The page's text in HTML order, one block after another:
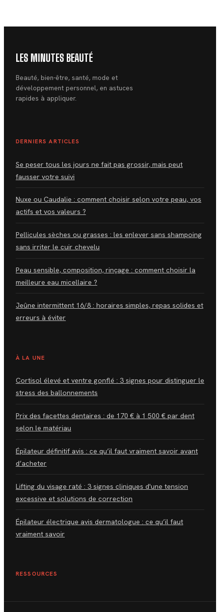
LES MINUTES BEAUTÉ
Beauté, bien-être, santé, mode et
développement personnel, en astuces
rapides à appliquer.
DERNIERS ARTICLES
Se peser tous les jours ne fait pas grossir, mais peut
fausser votre suivi
Nuxe ou Caudalie : comment choisir selon votre peau, vos
actifs et vos valeurs ?
Pellicules sèches ou grasses : les enlever sans shampoing
sans irriter le cuir chevelu
Peau sensible, composition, rinçage : comment choisir la
meilleure eau micellaire ?
Jeûne intermittent 16/8 : horaires simples, repas solides et
erreurs à éviter
À LA UNE
Cortisol élevé et ventre gonflé : 3 signes pour distinguer le
stress des ballonnements
Prix des facettes dentaires : de 170 € à 1 500 € par dent
selon le matériau
Épilateur définitif avis : ce qu’il faut vraiment savoir avant
d’acheter
Lifting du visage raté : 3 signes cliniques d'une tension
excessive et solutions de correction
Épilateur électrique avis dermatologue : ce qu’il faut
vraiment savoir
RESSOURCES